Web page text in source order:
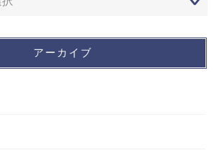
アーカイブ